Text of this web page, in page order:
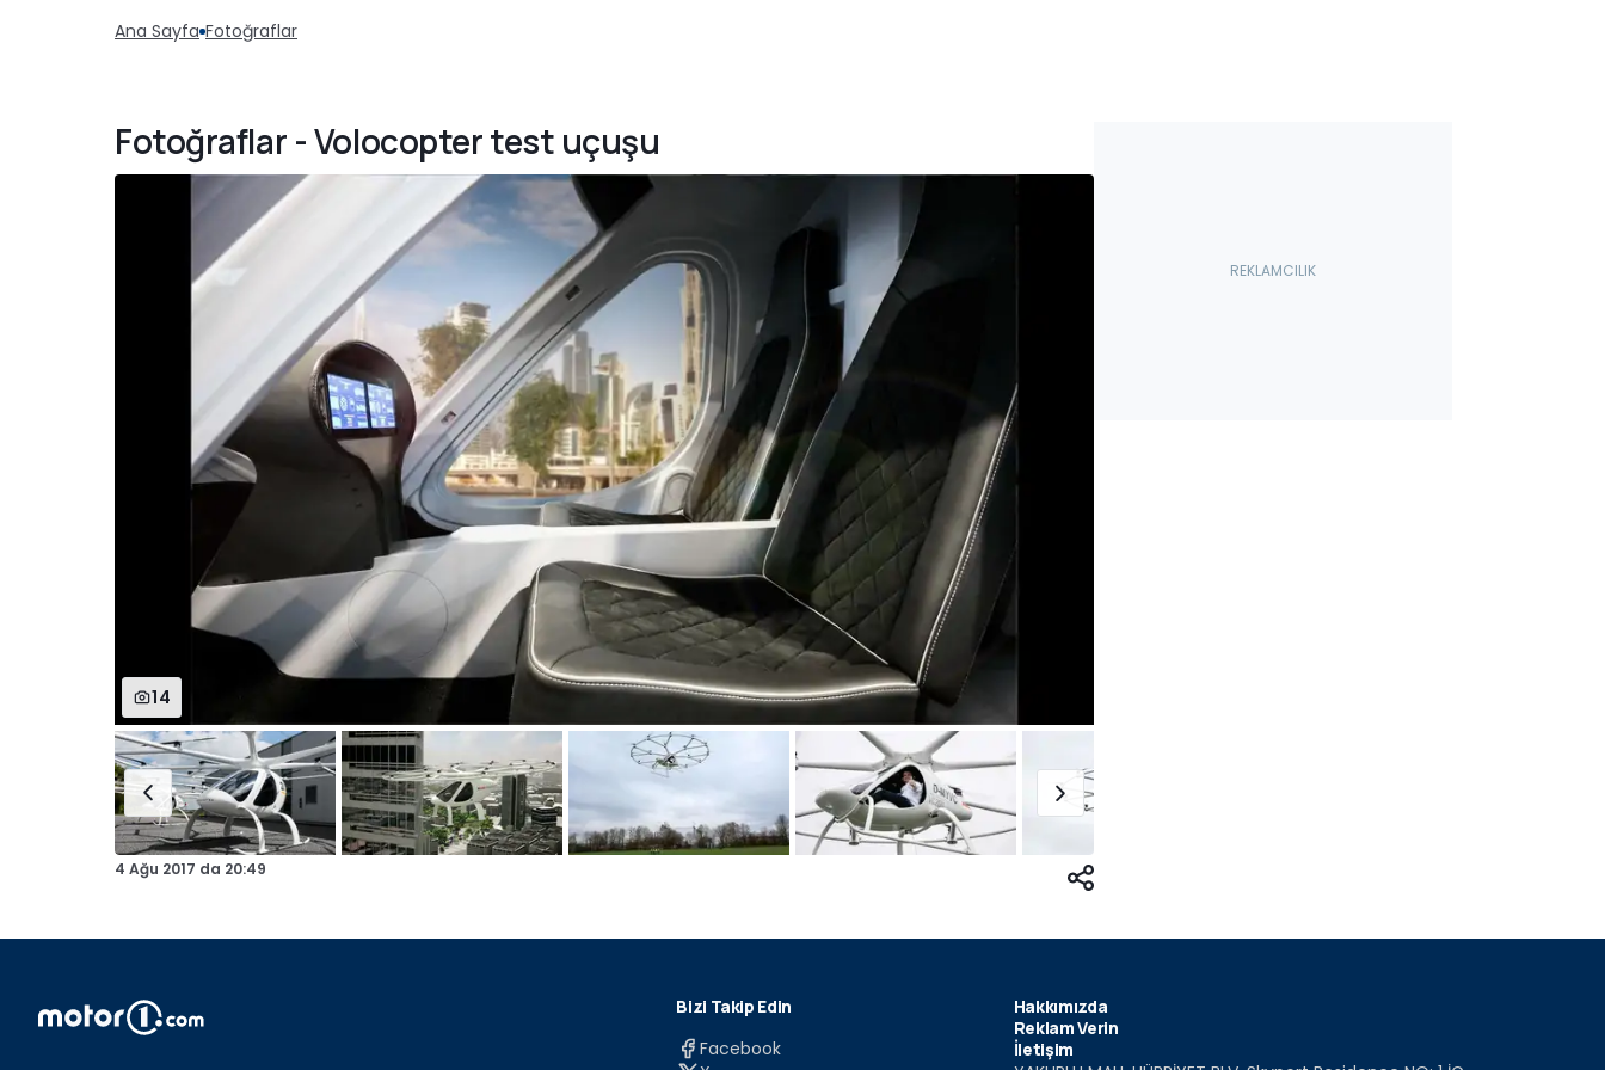
Ana Sayfa Fotoğraflar
Fotoğraflar - Volocopter test uçuşu
14
4 Ağu 2017 da 20:49
Bizi Takip Edin
Facebook
Hakkımızda
Reklam Verin
İletişim